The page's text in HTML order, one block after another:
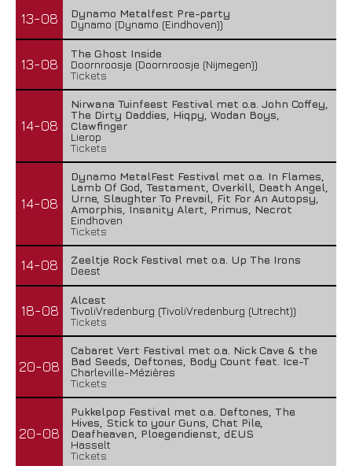
13-08
Dynamo Metalfest Pre-party
Dynamo (Dynamo (Eindhoven))
13-08
The Ghost Inside
Doornroosje (Doornroosje (Nijmegen))
Tickets
14-08
Nirwana Tuinfeest Festival met o.a. John Coffey,
The Dirty Daddies, Hiqpy, Wodan Boys,
Clawfinger
Lierop
Tickets
14-08
Dynamo MetalFest Festival met o.a. In Flames,
Lamb Of God, Testament, Overkill, Death Angel,
Urne, Slaughter To Prevail, Fit For An Autopsy,
Amorphis, Insanity Alert, Primus, Necrot
Eindhoven
Tickets
14-08
Zeeltje Rock Festival met o.a. Up The Irons
Deest
18-08
Alcest
TivoliVredenburg (TivoliVredenburg (Utrecht))
Tickets
20-08
Cabaret Vert Festival met o.a. Nick Cave & the
Bad Seeds, Deftones, Body Count feat. Ice-T
Charleville-Mézières
Tickets
20-08
Pukkelpop Festival met o.a. Deftones, The
Hives, Stick to your Guns, Chat Pile,
Deafheaven, Ploegendienst, dEUS
Hasselt
Tickets